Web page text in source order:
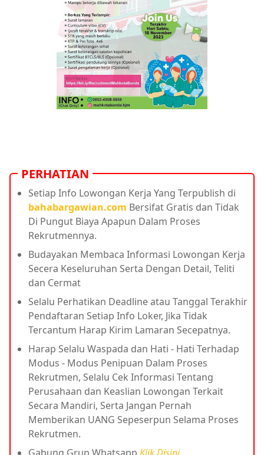
PERHATIAN
Setiap Info Lowongan Kerja Yang Terpublish di
bahabargawian.com Bersifat Gratis dan Tidak
Di Pungut Biaya Apapun Dalam Proses
Rekrutmennya.
Budayakan Membaca Informasi Lowongan Kerja
Secera Keseluruhan Serta Dengan Detail, Teliti
dan Cermat
Selalu Perhatikan Deadline atau Tanggal Terakhir
Pendaftaran Setiap Info Loker, Jika Tidak
Tercantum Harap Kirim Lamaran Secepatnya.
Harap Selalu Waspada dan Hati - Hati Terhadap
Modus - Modus Penipuan Dalam Proses
Rekrutmen, Selalu Cek Informasi Tentang
Perusahaan dan Keaslian Lowongan Terkait
Secara Mandiri, Serta Jangan Pernah
Memberikan UANG Sepeserpun Selama Proses
Rekrutmen.